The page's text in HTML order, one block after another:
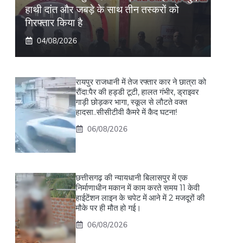
हाथी दांत और जबड़े के साथ तीन तस्करों को
गिरफ्तार किया है
04/08/2026
रायपुर राजधानी में तेज रफ्तार कार ने छात्रा को
रौंदा:पैर की हड्डी टूटी, हालत गंभीर, ड्राइवर
गाड़ी छोड़कर भागा, स्कूल से लौटते वक्त
हादसा..सीसीटीवी कैमरे में कैद घटना!
06/08/2026
छत्तीसगढ़ की न्यायधानी बिलासपुर में एक
निर्माणाधीन मकान में काम करते समय 11 केवी
हाईटेंशन लाइन के चपेट में आने में 2 मजदूरों की
मौके पर ही मौत हो गई।
06/08/2026